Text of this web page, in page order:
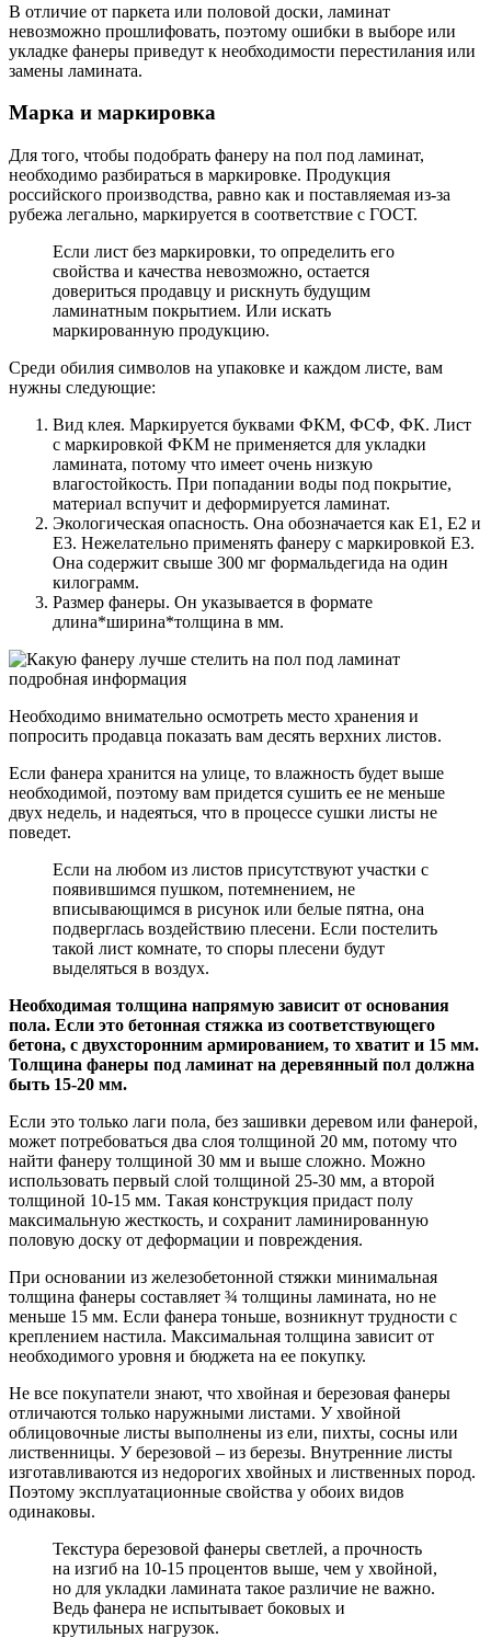
В отличие от паркета или половой доски, ламинат
невозможно прошлифовать, поэтому ошибки в выборе или
укладке фанеры приведут к необходимости перестилания или
замены ламината.
Марка и маркировка
Для того, чтобы подобрать фанеру на пол под ламинат,
необходимо разбираться в маркировке. Продукция
российского производства, равно как и поставляемая из-за
рубежа легально, маркируется в соответствие с ГОСТ.
Если лист без маркировки, то определить его
свойства и качества невозможно, остается
довериться продавцу и рискнуть будущим
ламинатным покрытием. Или искать
маркированную продукцию.
Среди обилия символов на упаковке и каждом листе, вам
нужны следующие:
Вид клея. Маркируется буквами ФКМ, ФСФ, ФК. Лист
с маркировкой ФКМ не применяется для укладки
ламината, потому что имеет очень низкую
влагостойкость. При попадании воды под покрытие,
материал вспучит и деформируется ламинат.
Экологическая опасность. Она обозначается как Е1, Е2 и
Е3. Нежелательно применять фанеру с маркировкой Е3.
Она содержит свыше 300 мг формальдегида на один
килограмм.
Размер фанеры. Он указывается в формате
длина*ширина*толщина в мм.
Необходимо внимательно осмотреть место хранения и
попросить продавца показать вам десять верхних листов.
Если фанера хранится на улице, то влажность будет выше
необходимой, поэтому вам придется сушить ее не меньше
двух недель, и надеяться, что в процессе сушки листы не
поведет.
Если на любом из листов присутствуют участки с
появившимся пушком, потемнением, не
вписывающимся в рисунок или белые пятна, она
подверглась воздействию плесени. Если постелить
такой лист комнате, то споры плесени будут
выделяться в воздух.
Необходимая толщина напрямую зависит от основания
пола. Если это бетонная стяжка из соответствующего
бетона, с двухсторонним армированием, то хватит и 15 мм.
Толщина фанеры под ламинат на деревянный пол должна
быть 15-20 мм.
Если это только лаги пола, без зашивки деревом или фанерой,
может потребоваться два слоя толщиной 20 мм, потому что
найти фанеру толщиной 30 мм и выше сложно. Можно
использовать первый слой толщиной 25-30 мм, а второй
толщиной 10-15 мм. Такая конструкция придаст полу
максимальную жесткость, и сохранит ламинированную
половую доску от деформации и повреждения.
При основании из железобетонной стяжки минимальная
толщина фанеры составляет ¾ толщины ламината, но не
меньше 15 мм. Если фанера тоньше, возникнут трудности с
креплением настила. Максимальная толщина зависит от
необходимого уровня и бюджета на ее покупку.
Не все покупатели знают, что хвойная и березовая фанеры
отличаются только наружными листами. У хвойной
облицовочные листы выполнены из ели, пихты, сосны или
лиственницы. У березовой – из березы. Внутренние листы
изготавливаются из недорогих хвойных и лиственных пород.
Поэтому эксплуатационные свойства у обоих видов
одинаковы.
Текстура березовой фанеры светлей, а прочность
на изгиб на 10-15 процентов выше, чем у хвойной,
но для укладки ламината такое различие не важно.
Ведь фанера не испытывает боковых и
крутильных нагрузок.